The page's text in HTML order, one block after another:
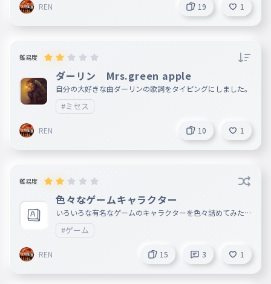
REN 19 1
難易度
ダーリン Mrs.green apple
自分の大好きな曲ダーリンの歌詞をタイピングにしました。
#ミセス
REN 10 1
難易度
色々なゲームキャラクター
いろいろな有名なゲームのキャラクターを色々詰めてみた
入れてほしいのあったらコメントで。
#ゲーム
REN 15 3 1